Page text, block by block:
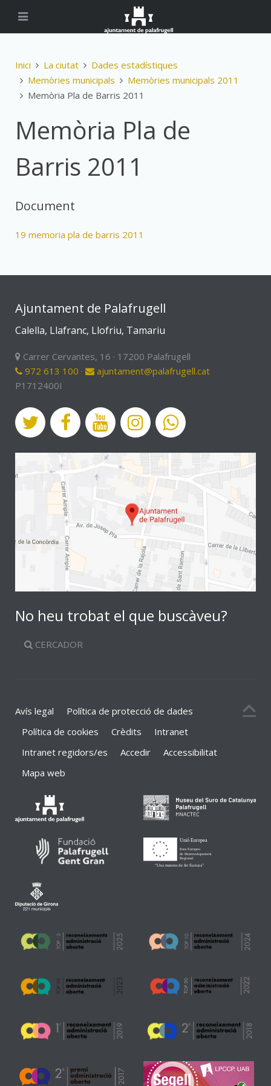
Inici La ciutat
Dades estadístiques
Memòries municipals
Memòries municipals 2011
Memòria Pla de Barris 2011
Memòria Pla de
Barris 2011
Document
19 memoria pla de barris 2011
Ajuntament de Palafrugell
Calella, Llafranc, Llofriu, Tamariu
Carrer Cervantes, 16 · 17200 Palafrugell
972 613 100 ·
ajuntament@palafrugell.cat
P1712400I
No heu trobat el que buscàveu?
CERCADOR
Avís legal
Política de protecció de dades
Política de cookies
Crèdits
Intranet
Intranet regidors/es
Accedir
Accessibilitat
Mapa web